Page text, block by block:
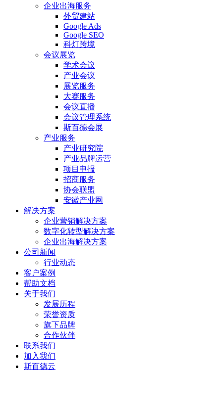
企业出海服务
外贸建站
Google Ads
Google SEO
科灯跨境
会议展览
学术会议
产业会议
展览服务
大赛服务
会议直播
会议管理系统
斯百德会展
产业服务
产业研究院
产业品牌运营
项目申报
招商服务
协会联盟
安徽产业网
解决方案
企业营销解决方案
数字化转型解决方案
企业出海解决方案
公司新闻
行业动态
客户案例
帮助文档
关于我们
发展历程
荣誉资质
旗下品牌
合作伙伴
联系我们
加入我们
斯百德云